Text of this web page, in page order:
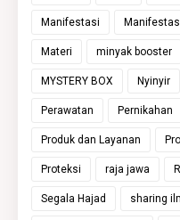
Manifestasi
Materi minyak booster
MYSTERY BOX Nyinyir
Perawatan Pernikahan
Produk dan Layanan
Proteksi raja jawa
Segala Hajad sharing